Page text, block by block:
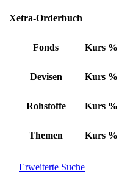
Xetra-Orderbuch
Fonds Kurs %
Devisen Kurs %
Rohstoffe Kurs %
Themen Kurs %
Erweiterte Suche